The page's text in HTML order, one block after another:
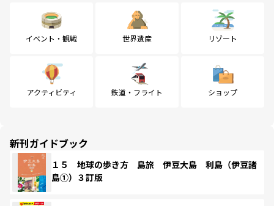
イベント・観戦 世界遺産 リゾート
アクティビティ 鉄道・フライト ショップ
新刊ガイドブック
１５ 地球の歩き方 島旅 伊豆大島 利島（伊豆諸
島①）３訂版